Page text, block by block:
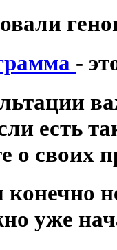
-
есть
о своих
уже